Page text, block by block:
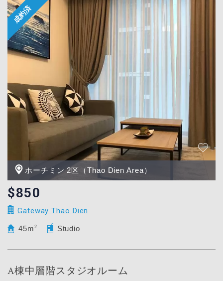
ホーチミン 2区（Thao Dien Area）
$850
Gateway Thao Dien
45m 2 Studio
A棟中層階スタジオルーム